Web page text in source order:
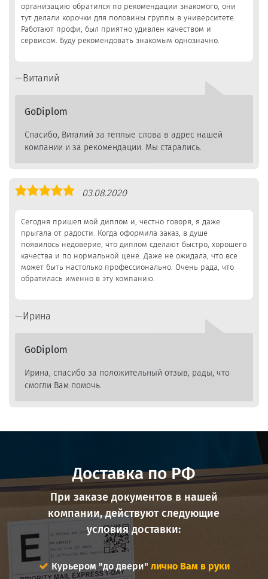
организацию обратился по рекомендации знакомого, они
тут делали корочки для половины группы в университете.
Работают профи, был приятно удивлен качеством и
сервисом. Буду рекомендовать знакомым однозначно.
Виталий
GoDiplom
Спасибо, Виталий за теплые слова в адрес нашей
компании и за рекомендации. Мы старались.
Оценка
03.08.2020
Сегодня пришел мой диплом и, честно говоря, я даже
прыгала от радости. Когда оформила заказ, в душе
появилось недоверие, что диплом сделают быстро, хорошего
качества и по нормальной цене. Даже не ожидала, что все
может быть настолько профессионально. Очень рада, что
обратилась именно в эту компанию.
Ирина
GoDiplom
Ирина, спасибо за положительный отзыв, рады, что
смогли Вам помочь.
Доставка по РФ
При заказе документов в нашей
компании, действуют следующие
условия доставки:
Курьером "до двери" лично Вам в руки